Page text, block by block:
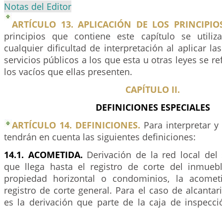
Notas del Editor
ARTÍCULO 13. APLICACIÓN DE LOS
principios que contiene este capítulo se
cualquier dificultad de interpretación al aplicar
servicios públicos a los que esta u otras leyes se
los vacíos que ellas presenten.
CAPÍTULO II.
DEFINICIONES ESPECIALES
ARTÍCULO 14. DEFINICIONES. Para interpretar
tendrán en cuenta las siguientes definiciones:
14.1. ACOMETIDA. Derivación de la red local del
que llega hasta el registro de corte del
propiedad horizontal o condominios, la
registro de corte general. Para el caso de
es la derivación que parte de la caja de